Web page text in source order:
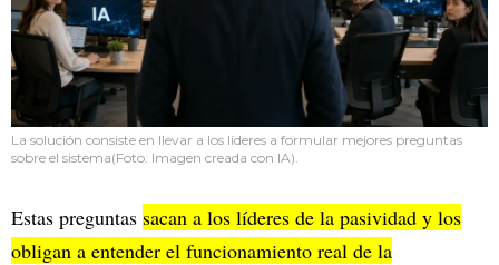
La solución consiste en llevar a los líderes a formular mejores preguntas
sobre el sistema(Foto: Imagen creada con IA).
Estas preguntas sacan a los líderes de la pasividad y los
obligan a entender el funcionamiento real de la